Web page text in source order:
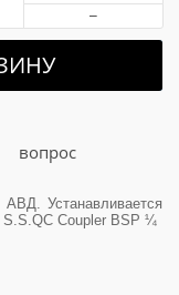
–
вопрос
Устанавливается
S.S.QC Coupler BSP ¼